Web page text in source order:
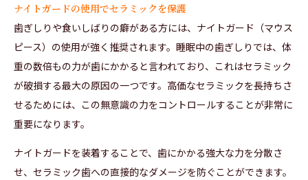
ナイトガードの使用でセラミックを保護
歯ぎしりや食いしばりの癖がある方には、ナイトガード（マウス
ピース）の使用が強く推奨されます。睡眠中の歯ぎしりでは、体
重の数倍もの力が歯にかかると言われており、これはセラミック
が破損する最大の原因の一つです。高価なセラミックを長持ちさ
せるためには、この無意識の力をコントロールすることが非常に
重要になります。
ナイトガードを装着することで、歯にかかる強大な力を分散さ
せ、セラミック歯への直接的なダメージを防ぐことができます。